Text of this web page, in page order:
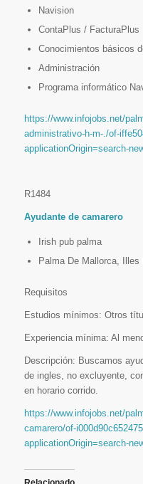
Navision
ContaPlus / FacturaPlus
Conocimientos básicos
Administración
Programa informático
https://www.infojobs.net/
administrativo-h-m-./of-
applicationOrigin=search-
R1484
Ayudante de camarero
Irish pub palma
Palma De Mallorca, Illes
Requisitos
Estudios mínimos: Otros
Experiencia mínima: Al
Descripción: Buscamos
de ingles, no excluyente,
en horario corrido.
https://www.infojobs.net/
camarero/of-
applicationOrigin=search-